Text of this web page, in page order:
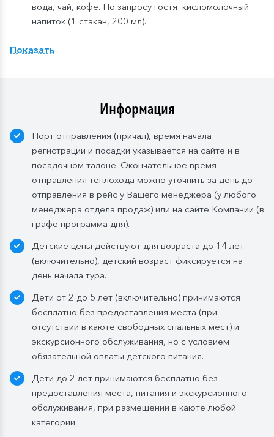
вода, чай, кофе. По запросу гостя: кисломолочный
напиток (1 стакан, 200 мл).
ресторане «Нева» на шлюпочной палу
тариф предусмотрен по умолчанию.
элементами шведского стола. Включены напитки
без ограничения: вода, сок, чай, кофе. В рейсах до
4-х дней при ранней высадке в день прибытия
завтрак континентальный;
заказная система питания, выбор блюд со 2-
го дня круиза. Включены напитки без ограничения:
Ужин:
заказная система питания, выбор блюд со 2-
напиток (1 стакан, 200 мл). На выбор: вино красное /
белое / игристое (1 бокал, 125 мл) / водка (1
Бутилированная вода в каюте:
Каюты класса «Люкс» и «Полулюкс»:
ежедневное пополнение — 1 бутылка (0,5 л.) в день;
Стандартные каюты:
день посадки:
— в рейсах до 4 дней включительно: 1 бутылка (0,5
л.) при одноместном размещении, 1 бутылка (1,5 л.)
Показать
Информация
Порт отправления (причал), время начала
регистрации и посадки указывается на сайте и в
посадочном талоне. Окончательное время
отправления теплохода можно уточнить за день до
отправления в рейс у Вашего менеджера (у любого
менеджера отдела продаж) или на сайте Компании (в
графе программа дня).
Детские цены действуют для возраста до 14 лет
(включительно), детский возраст фиксируется на
день начала тура.
Дети от 2 до 5 лет (включительно) принимаются
бесплатно без предоставления места (при
отсутствии в каюте свободных спальных мест) и
экскурсионного обслуживания, но с условием
обязательной оплаты детского питания.
Дети до 2 лет принимаются бесплатно без
предоставления места, питания и экскурсионного
обслуживания, при размещении в каюте любой
категории.